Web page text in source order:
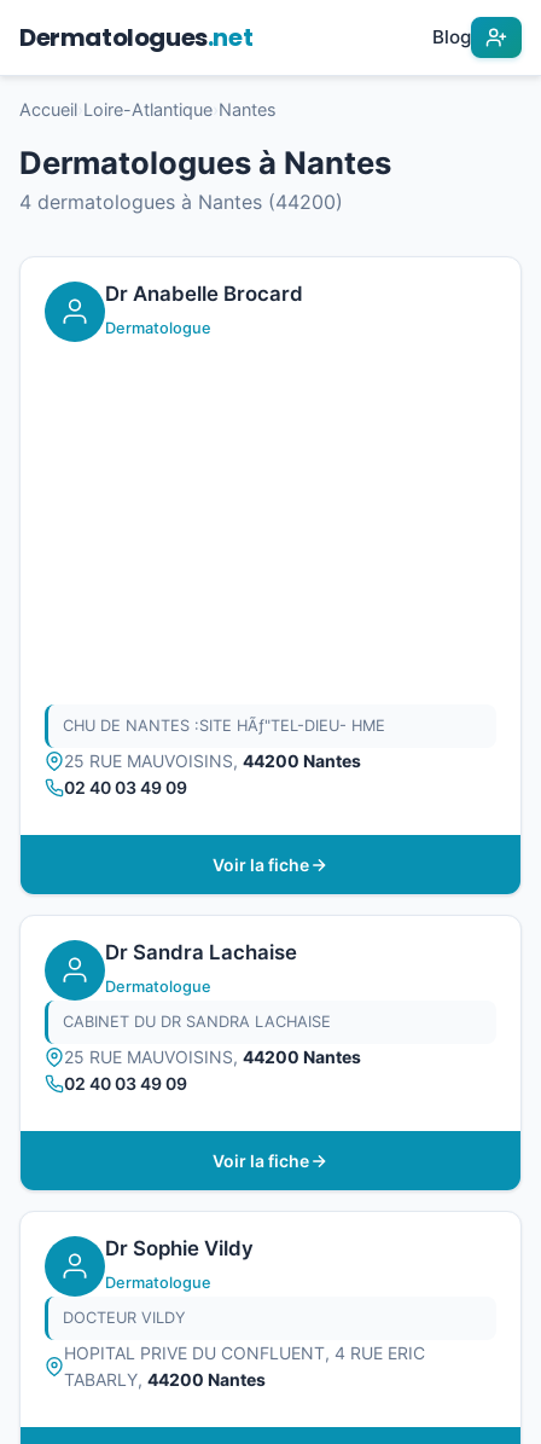
Dermatologues.net Blog
Accueil Loire-Atlantique Nantes
Dermatologues à Nantes
4 dermatologues à Nantes (44200)
Dr Anabelle Brocard
Dermatologue
CHU DE NANTES :SITE HÃƒ"TEL-DIEU- HME
25 RUE MAUVOISINS, 44200 Nantes
02 40 03 49 09
Voir la fiche
Dr Sandra Lachaise
Dermatologue
CABINET DU DR SANDRA LACHAISE
25 RUE MAUVOISINS, 44200 Nantes
02 40 03 49 09
Voir la fiche
Dr Sophie Vildy
Dermatologue
DOCTEUR VILDY
HOPITAL PRIVE DU CONFLUENT, 4 RUE ERIC
TABARLY, 44200 Nantes